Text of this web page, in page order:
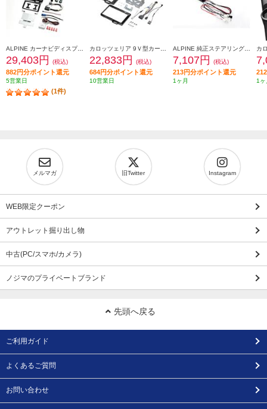
ALPINE カーナビディスプレイオーディオ取付けキット N-BOX(JF5/6系)専用 KTX-XF11-NB-56-NR
29,403円 (税込)
882円分ポイント還元
5営業日
(1件)
22,833円 (税込)
684円分ポイント還元
10営業日
7,107円 (税込)
213円分ポイント還元
1ヶ月 1ヶ
メルマガ 旧Twitter Instagram
WEB限定クーポン
アウトレット掘り出し物
中古(PC/スマホ/カメラ)
ノジマのプライベートブランド
先頭へ戻る
ご利用ガイド
よくあるご質問
お問い合わせ